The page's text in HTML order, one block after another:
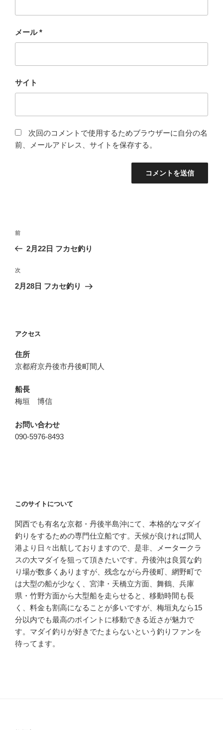
メール*
サイト
次回のコメントで使用するためブラウザーに自分の名
前、メールアドレス、サイトを保存する。
投
ビ
ゲ
ン
前
の
稿
前
2月22日 フカセ釣り
次
の
次
2月28日 フカセ釣り
アクセス
住所
京都府京丹後市丹後町間人
船長
梅垣 博信
お問い合わせ
090-5976-8493
このサイトについて
関西でも有名な京都・丹後半島沖にて、本格的なマダイ
釣りをするための専門仕立船です。天候が良ければ間人
港より日々出航しておりますので、是非、メータークラ
スの大マダイを狙って頂きたいです。丹後沖は良質な釣
り場が数多くありますが、残念ながら丹後町、網野町で
は大型の船が少なく、宮津・天橋立方面、舞鶴、兵庫
県・竹野方面から大型船を走らせると、移動時間も長
く、料金も割高になることが多いですが、梅垣丸なら15
分以内でも最高のポイントに移動できる近さが魅力で
す。マダイ釣りが好きでたまらないという釣りファンを
待ってます。